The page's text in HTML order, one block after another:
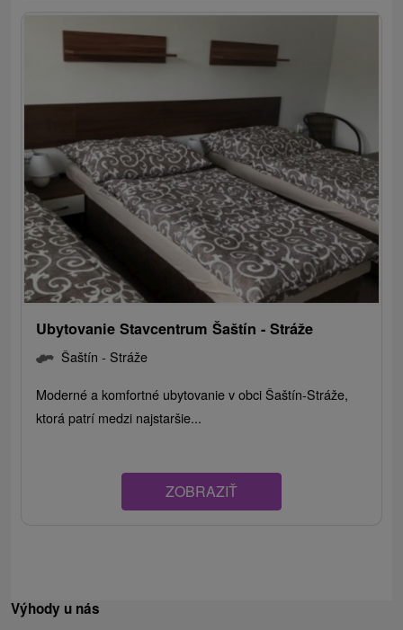
Ubytovanie Stavcentrum Šaštín - Stráže
Šaštín - Stráže
Moderné a komfortné ubytovanie v obci Šaštín-Stráže,
ktorá patrí medzi najstaršie...
ZOBRAZIŤ
Výhody u nás